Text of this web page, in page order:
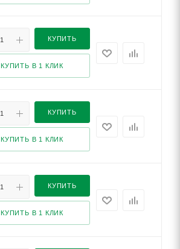
КУПИТЬ
КУПИТЬ В 1 КЛИК
КУПИТЬ
КУПИТЬ В 1 КЛИК
КУПИТЬ
КУПИТЬ В 1 КЛИК